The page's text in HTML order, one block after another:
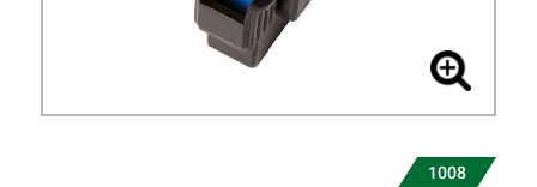
1008